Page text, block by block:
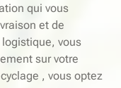
qui vous
et de
vous
sur votre
, vous optez